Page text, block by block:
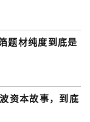
题材纯度到底是
资本故事，到底